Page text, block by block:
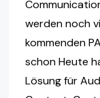
werden noch
kommenden
schon Heute
Lösung für